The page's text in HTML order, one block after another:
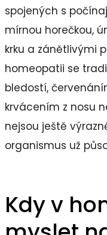
spojených s
mírnou horečkou,
krku a zánětlivými
homeopatii se
bledostí,
krvácením z nosu
nejsou ještě
organismus už
Kdy v